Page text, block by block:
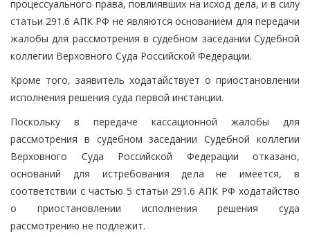
процессуального права, повлиявших на исход дела, и в силу
статьи 291.6 АПК РФ не являются основанием для передачи
жалобы для рассмотрения в судебном заседании Судебной
коллегии Верховного Суда Российской Федерации.
Кроме того, заявитель ходатайствует о приостановлении
исполнения решения суда первой инстанции.
Поскольку в передаче кассационной жалобы для
рассмотрения в судебном заседании Судебной коллегии
Верховного Суда Российской Федерации отказано,
оснований для истребования дела не имеется, в
соответствии с частью 5 статьи 291.6 АПК РФ ходатайство
о приостановлении исполнения решения суда
рассмотрению не подлежит.